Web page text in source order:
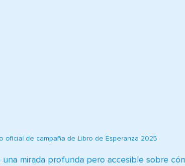
oficial de campaña de Libro de Esperanza 2025
mirada profunda pero accesible sobre